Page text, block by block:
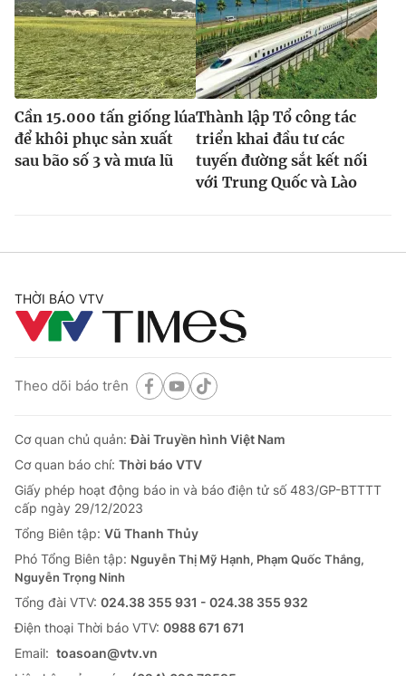
Cần 15.000 tấn giống lúa
để khôi phục sản xuất
sau bão số 3 và mưa lũ
Thành lập Tổ công tác
triển khai đầu tư các
tuyến đường sắt kết nối
với Trung Quốc và Lào
THỜI BÁO VTV
Theo dõi báo trên
Cơ quan chủ quản:Đài Truyền hình Việt Nam
Cơ quan báo chí: Thời báo VTV
Giấy phép hoạt động báo in và báo điện tử số 483/GP-BTTTT
cấp ngày 29/12/2023
Tổng Biên tập: Vũ Thanh Thủy
Phó Tổng Biên tập: Nguyễn Thị Mỹ Hạnh, Phạm Quốc Thắng,
Nguyễn Trọng Ninh
Tổng đài VTV: 024.38 355 931 - 024.38 355 932
Ðiện thoại Thời báo VTV: 0988 671 671
Email: toasoan@vtv.vn